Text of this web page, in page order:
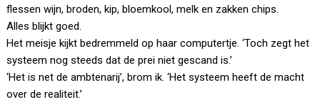
flessen wijn, broden, kip, bloemkool, melk en zakken chips.
Alles blijkt goed.
Het meisje kijkt bedremmeld op haar computertje. ‘Toch zegt het
systeem nog steeds dat de prei niet gescand is.’
‘Het is net de ambtenarij’, brom ik. ‘Het systeem heeft de macht
over de realiteit.’